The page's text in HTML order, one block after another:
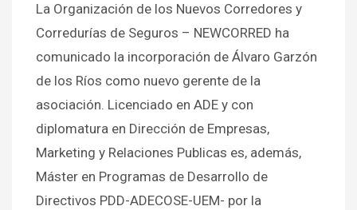
La Organización de los Nuevos Corredores y
Corredurías de Seguros – NEWCORRED ha
comunicado la incorporación de Álvaro Garzón
de los Ríos como nuevo gerente de la
asociación. Licenciado en ADE y con
diplomatura en Dirección de Empresas,
Marketing y Relaciones Publicas es, además,
Máster en Programas de Desarrollo de
Directivos PDD-ADECOSE-UEM- por la